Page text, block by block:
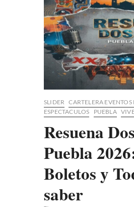
SLIDER CARTELERA EVENTOS
ESPECTACULOS
PUEBLA
Resuena
Puebla
Boletos y
saber